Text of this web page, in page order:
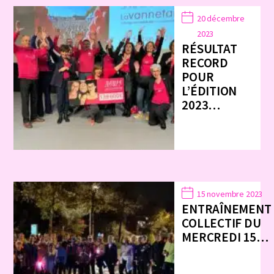
20 décembre
2023
RÉSULTAT
RECORD
POUR
L’ÉDITION
2023…
15 novembre 2023
ENTRAÎNEMENT
COLLECTIF DU
MERCREDI 15…